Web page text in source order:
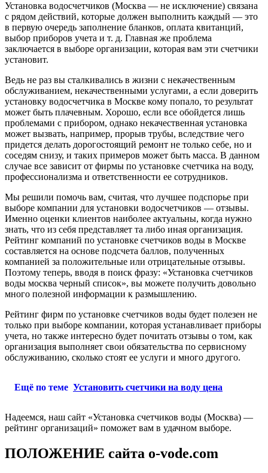
Установка водосчетчиков (Москва — не исключение) связана
с рядом действий, которые должен выполнить каждый — это
в первую очередь заполнение бланков, оплата квитанций,
выбор приборов учета и т. д. Главная же проблема
заключается в выборе организации, которая вам эти счетчики
установит.
Ведь не раз вы сталкивались в жизни с некачественным
обслуживанием, некачественными услугами, а если доверить
установку водосчетчика в Москве кому попало, то результат
может быть плачевным. Хорошо, если все обойдется лишь
проблемами с прибором, однако некачественная установка
может вызвать, например, прорыв трубы, вследствие чего
придется делать дорогостоящий ремонт не только себе, но и
соседям снизу, и таких примеров может быть масса. В данном
случае все зависит от фирмы по установке счетчика на воду,
профессионализма и ответственности ее сотрудников.
Мы решили помочь вам, считая, что лучшее подспорье при
выборе компании для установки водосчетчиков — отзывы.
Именно оценки клиентов наиболее актуальны, когда нужно
знать, что из себя представляет та либо иная организация.
Рейтинг компаний по установке счетчиков воды в Москве
составляется на основе подсчета баллов, полученных
компанией за положительные или отрицательные отзывы.
Поэтому теперь, вводя в поиск фразу: «Установка счетчиков
воды москва черный список», вы можете получить довольно
много полезной информации к размышлению.
Рейтинг фирм по установке счетчиков воды будет полезен не
только при выборе компании, которая устанавливает приборы
учета, но также интересно будет почитать отзывы о том, как
организация выполняет свои обязательства по сервисному
обслуживанию, сколько стоят ее услуги и много другого.
Ещё по теме Установить счетчики на воду цена
Надеемся, наш сайт «Установка счетчиков воды (Москва) —
рейтинг организаций» поможет вам в удачном выборе.
ПОЛОЖЕНИЕ сайта o-vode.com